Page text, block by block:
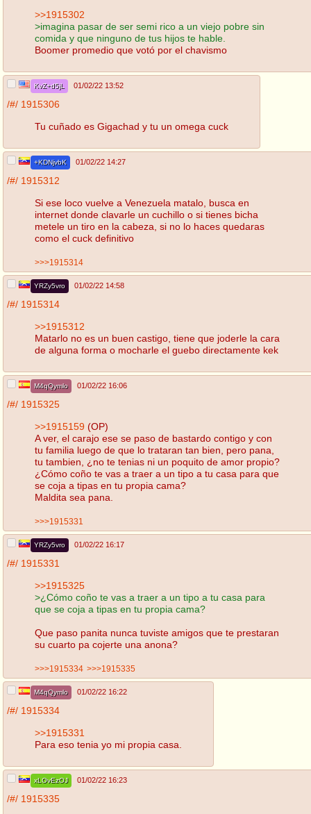
>>1915302
>imagina pasar de ser semi rico a un viejo pobre sin
comida y que ninguno de tus hijos te hable.
Boomer promedio que votó por el chavismo
KvZ+d5jL 01/02/22 13:52
/#/ 1915306
Tu cuñado es Gigachad y tu un omega cuck
+KDNjvbK 01/02/22 14:27
/#/ 1915312
Si ese loco vuelve a Venezuela matalo, busca en
internet donde clavarle un cuchillo o si tienes bicha
metele un tiro en la cabeza, si no lo haces quedaras
como el cuck definitivo
>>>1915314
YRZy5vro 01/02/22 14:58
/#/ 1915314
>>1915312
Matarlo no es un buen castigo, tiene que joderle la cara
de alguna forma o mocharle el guebo directamente kek
M4qQymlo 01/02/22 16:06
/#/ 1915325
>>1915159 (OP)
A ver, el carajo ese se paso de bastardo contigo y con
tu familia luego de que lo trataran tan bien, pero pana,
tu tambien, ¿no te tenias ni un poquito de amor propio?
¿Cómo coño te vas a traer a un tipo a tu casa para que
se coja a tipas en tu propia cama?
Maldita sea pana.
>>>1915331
YRZy5vro 01/02/22 16:17
/#/ 1915331
>>1915325
>¿Cómo coño te vas a traer a un tipo a tu casa para
que se coja a tipas en tu propia cama?
Que paso panita nunca tuviste amigos que te prestaran
su cuarto pa cojerte una anona?
>>>1915334 >>>1915335
M4qQymlo 01/02/22 16:22
/#/ 1915334
>>1915331
Para eso tenia yo mi propia casa.
xLOvEzOJ 01/02/22 16:23
/#/ 1915335